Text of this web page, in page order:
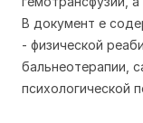
В документ е
- физической
бальнеотерапии,
психологической